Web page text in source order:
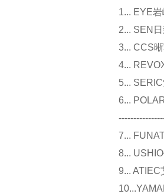
1... EYE
2... SEN
3... CCS
4...
5...
6...
7...
8...
9...